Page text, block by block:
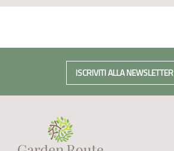
ISCRIVITI ALLA NEWSLETTER